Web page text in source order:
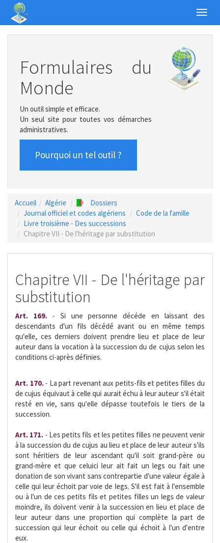
Formulaires du
Monde
Un outil simple et efficace.
Un seul site pour toutes vos démarches
administratives.
Pourquoi un tel outil ?
Accueil Algérie
Dossiers
Journal officiel et codes algériens
Code de la famille
Livre troisième - Des successions
Chapitre VII - De l'héritage par substitution
Chapitre VII - De l'héritage par
substitution
Art. 169.- Si une personne décéde en laissant des
descendants d'un fils décédé avant ou en même temps
qu'elle, ces derniers doivent prendre lieu et place de leur
auteur dans la vocation à la succession du de cujus selon les
conditions ci-après définies.
Art. 170.- La part revenant aux petits-fils et petites filles du
de cujus équivaut à celle qui aurait échu à leur auteur s'il était
resté en vie, sans qu'elle dépasse toutefois le tiers de la
succession.
Art. 171. - Les petits fils et les petites filles ne peuvent venir
à la succession du de cujus au lieu et place de leur auteur s'ils
sont héritiers de leur ascendant qu'il soit grand-père ou
grand-mère et que celuici leur ait fait un legs ou fait une
donation de son vivant sans contrepartie d'une valeur égale à
celle qui leur échoit par voie de legs. S'il est fait à l'ensemble
ou à l'un de ces petits fils et petites filles un legs de valeur
moindre, ils doivent venir à la succession en lieu et place de
leur auteur dans une proportion qui complète la part de
succession qui leur échoit ou celle qui échoit à l'un d'entre
eux.